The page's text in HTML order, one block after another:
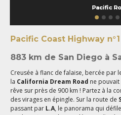
Pacific
Pacific Coast Highway n°1
883 km de San Diego à
Creusée à flanc de falaise, bercée par
la California Dream Road ne
rêve sur près de 900 km ! Partez à la
des virages en épingle. Sur la route de
passant par L.A, le panorama qui